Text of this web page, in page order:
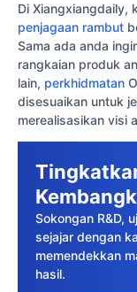
Di Xiangxiangdaily,
penjagaan rambut
Sama ada anda
rangkaian produk
lain, perkhidmatan
disesuaikan untuk
merealisasikan visi
Sokongan R&D,
sejajar dengan
memendekkan
hasil.